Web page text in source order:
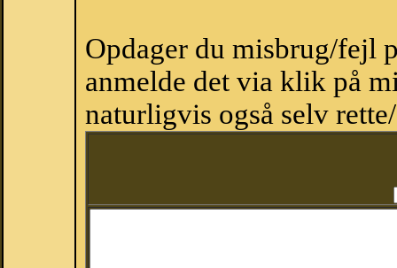
Opdager du misbrug/fejl
anmelde det via klik på
naturligvis også selv